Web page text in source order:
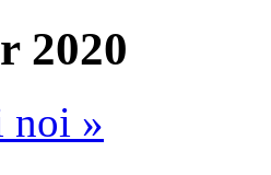
2020
noi »